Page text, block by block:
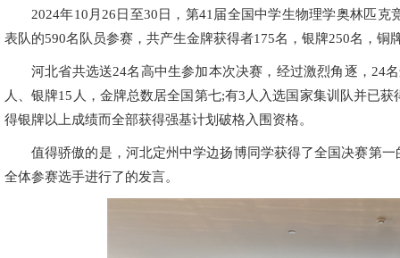
2024年10月26日至30日，第41届全国中学生物理学奥林匹
表队的590名队员参赛，共产生金牌获得者175名，银牌250名，铜
河北省共选送24名高中生参加本次决赛，经过激烈角逐，24
人、银牌15人，金牌总数居全国第七;有3人入选国家集训队并已
得银牌以上成绩而全部获得强基计划破格入围资格。
值得骄傲的是，河北定州中学边扬博同学获得了全国决赛第
全体参赛选手进行了的发言。